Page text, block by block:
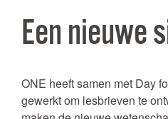
Een nieuwe
ONE heeft samen met Day
gewerkt om lesbrieven te